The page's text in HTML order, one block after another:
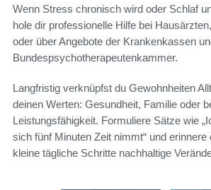
Wenn Stress chronisch wird oder Schlaf
hole dir professionelle Hilfe bei
oder über Angebote der Krankenkassen
Bundespsychotherapeutenkammer.
Langfristig verknüpfst du Gewohnheiten
deinen Werten: Gesundheit, Familie oder
Leistungsfähigkeit. Formuliere Sätze wie
sich fünf Minuten Zeit nimmt“ und erinnere
kleine tägliche Schritte nachhaltige